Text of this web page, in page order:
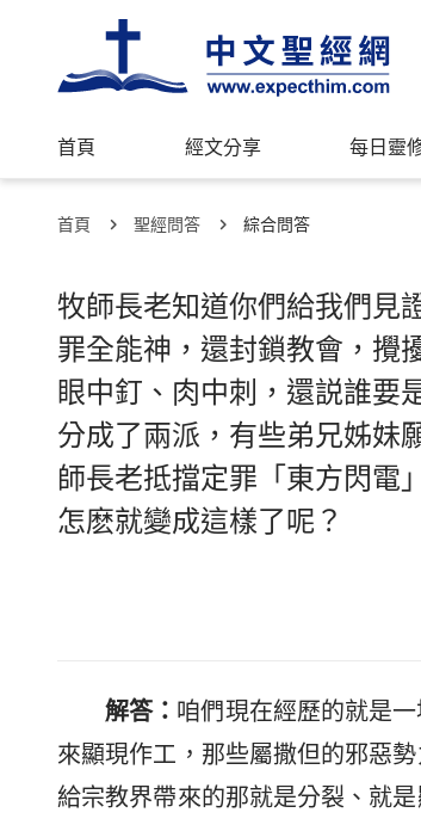
首頁 經文分享 每日靈
首頁 聖經問答 綜合問答
牧師長老知道你們給我們見
罪全能神，還封鎖教會，攪
眼中釘、肉中刺，還説誰要
分成了兩派，有些弟兄姊妹
師長老抵擋定罪「東方閃電
怎麽就變成這樣了呢？
解答： 咱們現在經歷的就是
來顯現作工，那些屬撒但的邪惡
給宗教界帶來的那就是分裂、就